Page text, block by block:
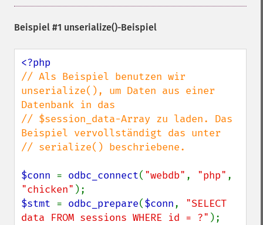
Beispiel #1 unserialize()-Beispiel
// Als Beispiel benutzen wir
unserialize(), um Daten aus einer
Datenbank in das
// $session_data-Array zu laden. Das
Beispiel vervollständigt das unter
// serialize() beschriebene.
$conn = odbc_connect( "webdb" , "php"
"chicken"
$stmt = odbc_prepare($conn, "SELECT
data FROM sessions WHERE id = ?"